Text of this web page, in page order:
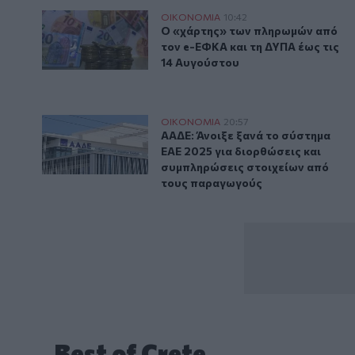
Ο «χάρτης» των πληρωμών από τον e-ΕΦΚΑ και τη
ΟΙΚΟΝΟΜΙΑ 10:42
Ο «χάρτης» των πληρωμών από
Ο «χάρτης» των πληρωμών από
τον e-ΕΦΚΑ και τη ΔΥΠΑ έως τις
14 Αυγούστου
ΑΑΔΕ: Άνοιξε ξανά το σύστημα ΕΑΕ 2025 για
ΟΙΚΟΝΟΜΙΑ 20:57
ΑΑΔΕ: Άνοιξε ξανά το σύστημα
ΑΑΔΕ: Άνοιξε ξανά το σύστημα
ΕΑΕ 2025 για διορθώσεις και
συμπληρώσεις στοιχείων από
τους παραγωγούς